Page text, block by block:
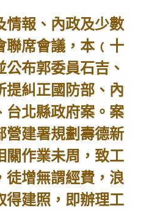
情報、內政及少數
聯席會議，本﹙十
公布郭委員石吉、
提糾正國防部、內
台北縣政府案。案
營建署規劃壽德新
關作業未周，致工
徒增無謂經費，浪
得建照，即辦理工